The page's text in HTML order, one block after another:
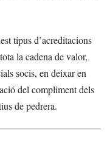
tipus d’acreditacions
la cadena de valor,
socis, en deixar en
del compliment dels
de pedrera.